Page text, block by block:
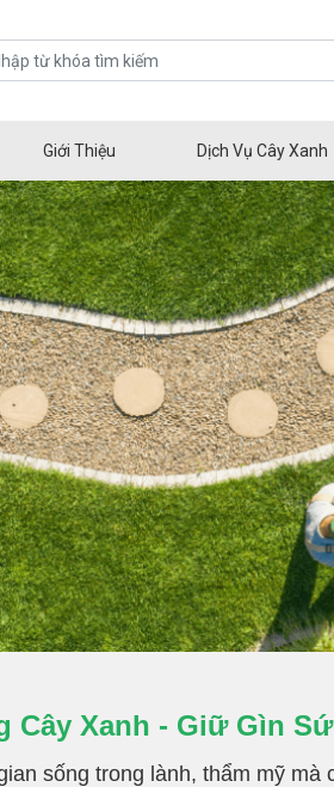
Giới Thiệu Dịch Vụ Cây Xanh
Cây Xanh - Giữ Gìn
sống trong lành, thẩm mỹ